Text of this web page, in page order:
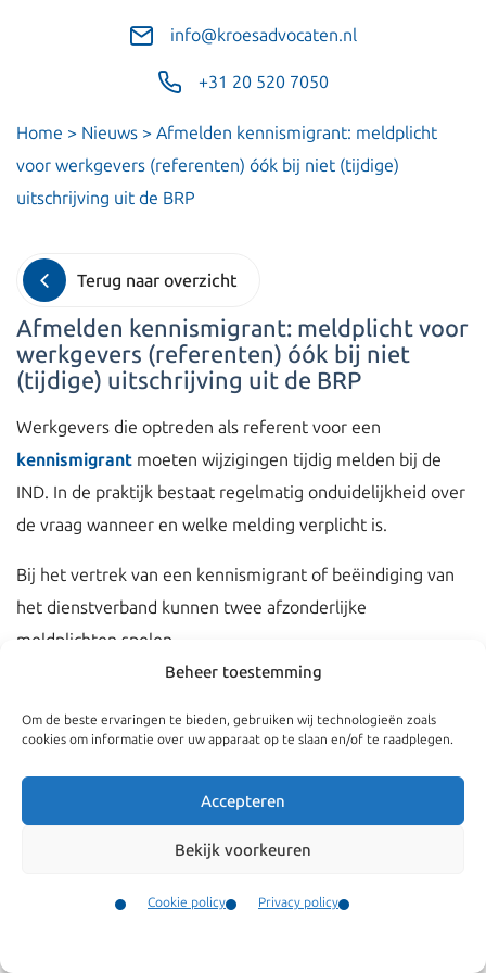
Beheer toestemming
Om de beste ervaringen te bieden, gebruiken wij technologieën zoals
cookies om informatie over uw apparaat op te slaan en/of te raadplegen.
Accepteren
Bekijk voorkeuren
Cookie policy Privacy policy
info@kroesadvocaten.nl
+31 20 520 7050
Home > Nieuws > Afmelden kennismigrant: meldplicht
voor werkgevers (referenten) óók bij niet (tijdige)
uitschrijving uit de BRP
Terug naar overzicht
Afmelden kennismigrant: meldplicht voor
werkgevers (referenten) óók bij niet
(tijdige) uitschrijving uit de BRP
Werkgevers die optreden als referent voor een
kennismigrant moeten wijzigingen tijdig melden bij de
IND. In de praktijk bestaat regelmatig onduidelijkheid over
de vraag wanneer en welke melding verplicht is.
Bij het vertrek van een kennismigrant of beëindiging van
het dienstverband kunnen twee afzonderlijke
meldplichten spelen.
Voorschrift Vreemdelingen
De meldplichten volgen uit het Voorschrift Vreemdelingen
Melding bij uitdiensttreding (artikel 4.23 VV)
Wanneer een kennismigrant niet langer bij u in dienst is,